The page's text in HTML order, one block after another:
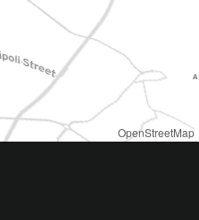
OpenStreetMap